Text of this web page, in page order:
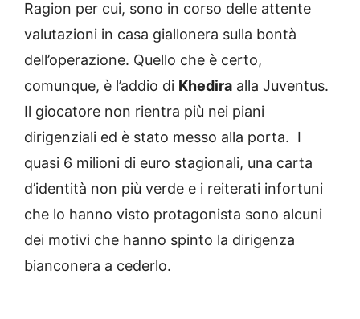
Ragion per cui, sono in corso delle attente
valutazioni in casa giallonera sulla bontà
dell’operazione. Quello che è certo,
comunque, è l’addio di Khedira alla Juventus.
Il giocatore non rientra più nei piani
dirigenziali ed è stato messo alla porta. I
quasi 6 milioni di euro stagionali, una carta
d’identità non più verde e i reiterati infortuni
che lo hanno visto protagonista sono alcuni
dei motivi che hanno spinto la dirigenza
bianconera a cederlo.